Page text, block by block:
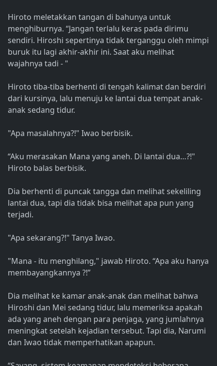
Hiroto meletakkan tangan di bahunya untuk
menghiburnya. “Jangan terlalu keras pada dirimu
sendiri. Hiroshi sepertinya tidak terganggu oleh mimpi
buruk itu lagi akhir-akhir ini. Saat aku melihat
wajahnya tadi - "
Hiroto tiba-tiba berhenti di tengah kalimat dan berdiri
dari kursinya, lalu menuju ke lantai dua tempat anak-
anak sedang tidur.
"Apa masalahnya?!" Iwao berbisik.
“Aku merasakan Mana yang aneh. Di lantai dua…?!"
Hiroto balas berbisik.
Dia berhenti di puncak tangga dan melihat sekeliling
lantai dua, tapi dia tidak bisa melihat apa pun yang
terjadi.
"Apa sekarang?!" Tanya Iwao.
"Mana - itu menghilang," jawab Hiroto. “Apa aku hanya
membayangkannya ?!”
Dia melihat ke kamar anak-anak dan melihat bahwa
Hiroshi dan Mei sedang tidur, lalu memeriksa apakah
ada yang aneh dengan para penjaga, yang jumlahnya
meningkat setelah kejadian tersebut. Tapi dia, Narumi
dan Iwao tidak memperhatikan apapun.